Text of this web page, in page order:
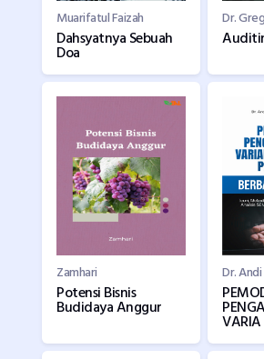
Muarifatul Faizah
Dahsyatnya Sebuah
Doa
Zamhari
Potensi Bisnis
Budidaya Anggur
VARIA